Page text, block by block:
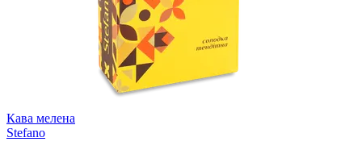
Кава мелена
Stefano